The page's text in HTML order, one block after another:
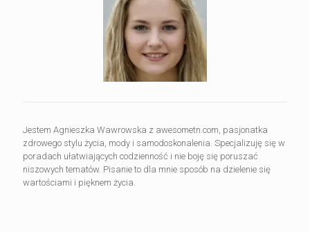
Jestem Agnieszka Wawrowska z awesometn.com, pasjonatka
zdrowego stylu życia, mody i samodoskonalenia. Specjalizuję się w
poradach ułatwiających codzienność i nie boję się poruszać
niszowych tematów. Pisanie to dla mnie sposób na dzielenie się
wartościami i pięknem życia.